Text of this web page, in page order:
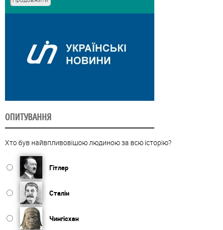
ОПИТУВАННЯ
Хто був найвпливовішою людиною за всю історію?
Гітлер
Сталін
Чингісхан